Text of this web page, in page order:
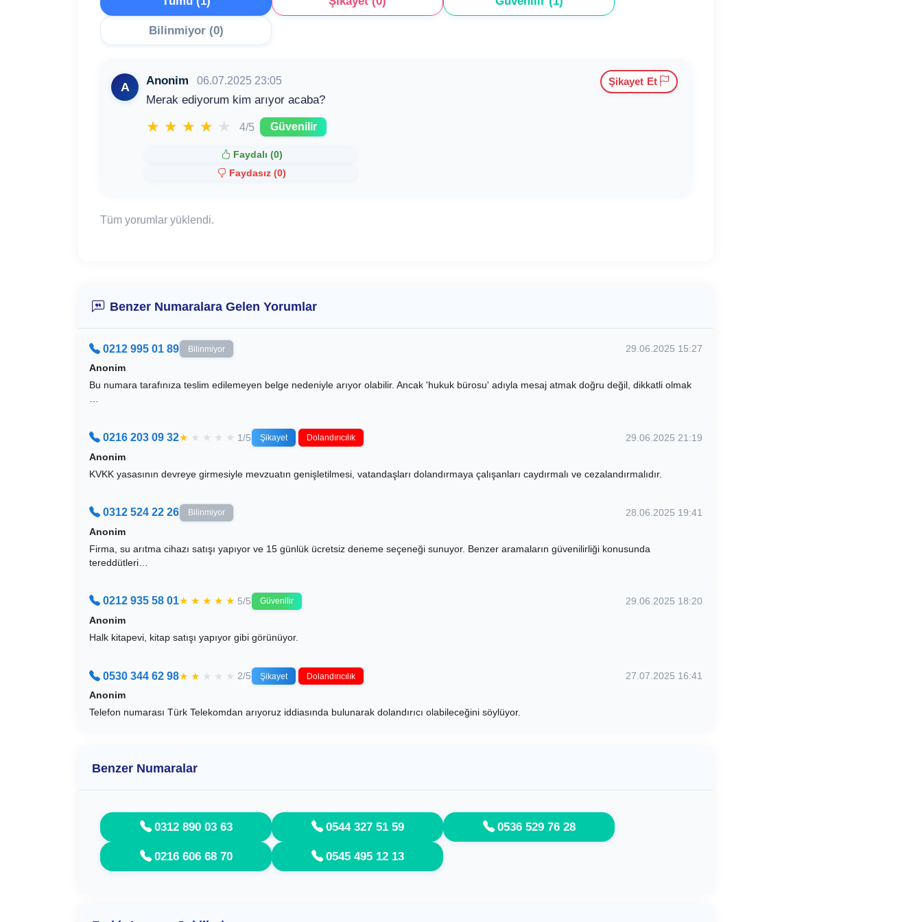
Bilinmiyor (0)
A Anonim 06.07.2025 23:05
Merak ediyorum kim arıyor acaba?
★ ★ ★ ★ ★ 4/5 Güvenilir
Faydalı (0)
Faydasız (0)
Şikayet Et
Tüm yorumlar yüklendi.
Benzer Numaralara Gelen Yorumlar
0212 995 01 89 Bilinmiyor
29.06.2025 15:27
Anonim
Bu numara tarafınıza teslim edilemeyen belge nedeniyle arıyor olabilir. Ancak 'hukuk bürosu' adıyla mesaj atmak doğru değil, dikkatli olmak
…
0216 203 09 32★ ★ ★ ★ ★ 1/5 Şikayet Dolandırıcılık
29.06.2025 21:19
Anonim
KVKK yasasının devreye girmesiyle mevzuatın genişletilmesi, vatandaşları dolandırmaya çalışanları caydırmalı ve cezalandırmalıdır.
0312 524 22 26 Bilinmiyor
28.06.2025 19:41
Anonim
Firma, su arıtma cihazı satışı yapıyor ve 15 günlük ücretsiz deneme seçeneği sunuyor. Benzer aramaların güvenilirliği konusunda
tereddütleri…
0212 935 58 01★ ★ ★ ★ ★ 5/5 Güvenilir
29.06.2025 18:20
Anonim
Halk kitapevi, kitap satışı yapıyor gibi görünüyor.
0530 344 62 98★ ★ ★ ★ ★ 2/5 Şikayet Dolandırıcılık
27.07.2025 16:41
Anonim
Telefon numarası Türk Telekomdan arıyoruz iddiasında bulunarak dolandırıcı olabileceğini söylüyor.
Benzer Numaralar
0312 890 03 63 0544 327 51 59 0536 529 76 28
0216 606 68 70 0545 495 12 13